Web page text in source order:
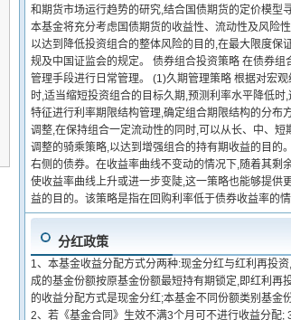
和期货市场运行趋势的研究,结合国债期货的定价模型
本基金将充分考虑国债期货的收益性、流动性及风险
以达到降低投资组合的整体风险的目的,在最大限度
规及中国证监会的规定。 债券组合投资策略 在债券
管理手段进行日常管理。 (1)久期管理策略 根据对宏
时,适当缩短投资组合的目标久期,预测利率水平降低
特征进行利率期限结构管理,确定组合期限结构的分布
调整,在保持组合一定流动性的同时,可以从长、中、
调整的骑乘策略,以达到增强组合的持有期收益的目的
右侧的债券。在收益率曲线不变动的情况下,随着其剩
使收益率曲线上升或进一步变陡,这一策略也能够提供
益的目的。该策略是指在回购利率低于债券收益率的
分红政策
1、本基金收益分配方式分两种:现金分红与红利再投
成的基金份额按原基金份额最短持有期锁定,即红利再
的收益分配方式是现金分红;本基金不同份额类别基
2、若《基金合同》生效不满3个月可不进行收益分配